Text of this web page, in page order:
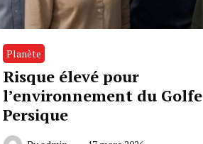
Planète
Risque élevé pour
l’environnement du Golfe
Persique